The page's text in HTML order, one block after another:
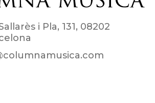
i Pla, 131, 08202